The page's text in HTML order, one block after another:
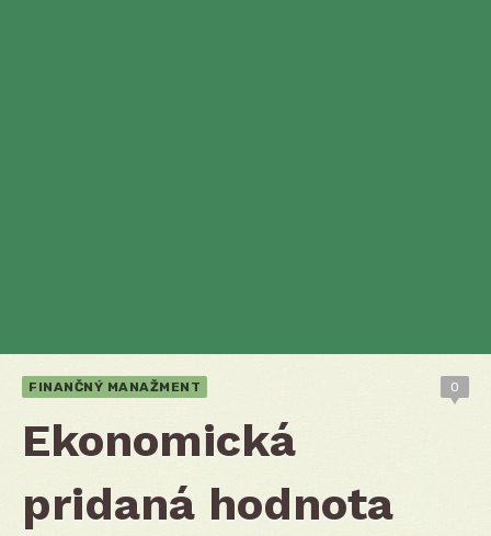
FINANČNÝ MANAŽMENT 0
Ekonomická
pridaná hodnota